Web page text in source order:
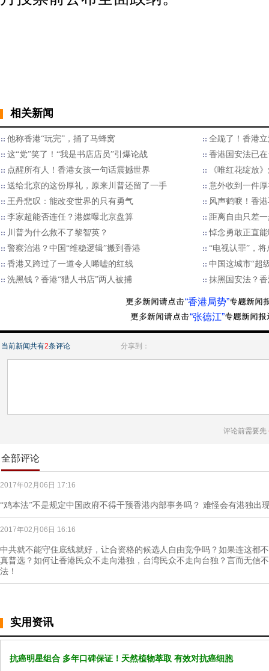
相关新闻
他称香港“玩完”，捅了马蜂窝
全跪了！香港
这“党”笑了！“我是书店店员”引爆论战
香港国安法已
点醒所有人！香港女孩一句话震撼世界
《唯红花绽放
送给北京的这份厚礼，原来川普还留了一手
意外收到一件
王丹悲叹：能改变世界的只有勇气
风声鹤唳！香
李家超能否连任？港媒曝北京盘算
距离自由只差
川普为什么救不了黎智英？
悼念勇敢正直
警察治港？中国“维稳逻辑”搬到香港
“电视认罪”，
香港又跨过了一道令人唏嘘的红线
中国这城市“超
洗黑钱？香港“猎人书店”两人被捕
抹黑国安法？
“香港局势”
“张德江”
当前新闻共有2条评论 分享到：
评论前需要先
全部评论
2017年02月06日 17:16
“鸡本法”不是规定中国政府不得干预香港内部事务吗？ 难怪会有港独出
2017年02月06日 16:16
中共就不能守住底线就好，让合资格的候选人自由竞争吗？如果连这都
真普选？如何让香港民众不走向港独，台湾民众不走向台独？言而无信
法！
实用资讯
抗癌明星组合 多年口碑保证！天然植物萃取 有效对抗癌细胞